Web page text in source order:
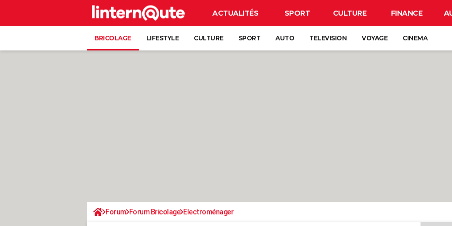
ACTUALITÉS SPORT CULTURE FINANCE
BRICOLAGE LIFESTYLE CULTURE SPORT AUTO TELEVISION VOYAGE CINEMA
Forum Forum Bricolage Electroménager